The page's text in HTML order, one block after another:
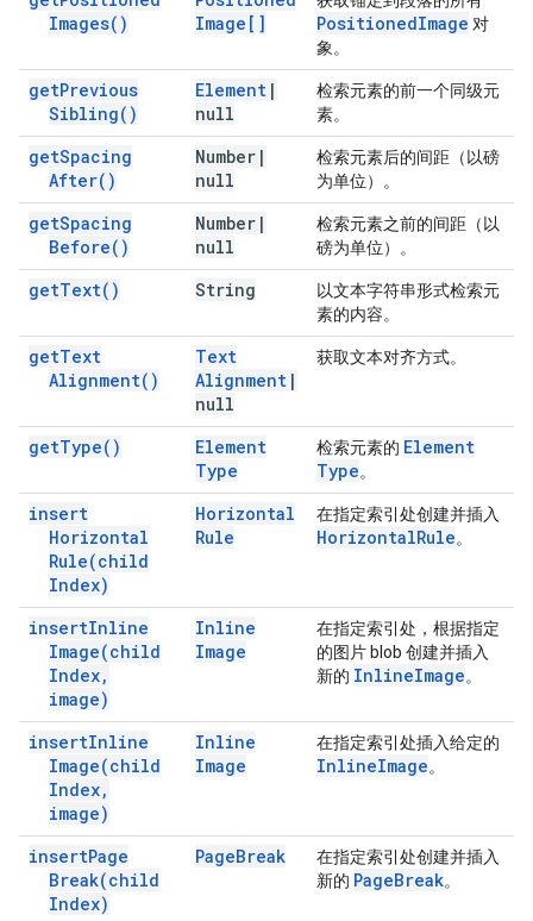
Images( )
Image[]
PositionedImage 对
象。
getPrevious
Sibling( )
Element |
null
检索元素的前一个同级元
素。
getSpacing
After( )
Number |
null
检索元素后的间距（以磅
为单位）。
getSpacing
Before( )
Number |
null
检索元素之前的间距（以
磅为单位）。
getText( ) String
以文本字符串形式检索元
素的内容。
getText
Alignment( )
Text
Alignment |
null
获取文本对齐方式。
getType( )
Element
Type
检索元素的 Element
Type。
insert
Horizontal
Rule(child
Index)
Horizontal
Rule
在指定索引处创建并插入
HorizontalRule。
insertInline
Image(child
Index,
image)
Inline
Image
在指定索引处，根据指定
的图片 blob 创建并插入
新的 InlineImage。
insertInline
Image(child
Index,
image)
Inline
Image
在指定索引处插入给定的
InlineImage。
insertPage
Break(child
Index)
PageBreak
在指定索引处创建并插入
新的 PageBreak。